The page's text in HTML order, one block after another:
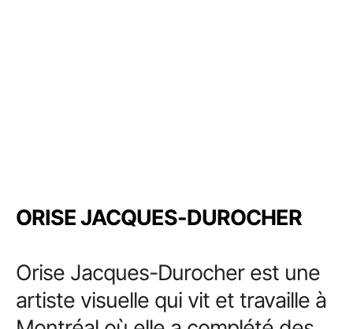
ORISE JACQUES-DUROCHER
Orise Jacques-Durocher est une
artiste visuelle qui vit et travaille à